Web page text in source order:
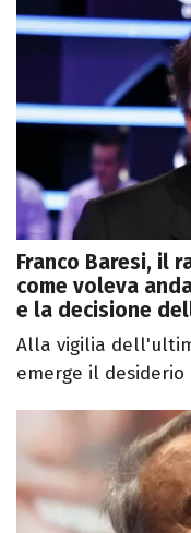
Franco Baresi, il
come voleva
e la decisione
Alla vigilia
emerge il desiderio